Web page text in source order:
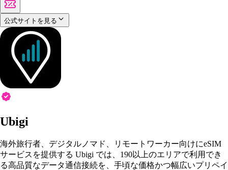
公式サイトを見る
Ubigi
海外旅行者、デジタルノマド、リモートワーカー向けにeSIM
サービスを提供する Ubigi では、190以上のエリアで利用でき
る高品質なデータ通信接続を、手頃な価格かつ幅広いプリペイ